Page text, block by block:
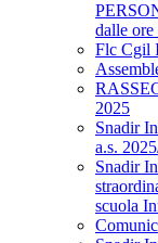
dalle
Flc Cgil
2025
Snadir
a.s.
Snadir
scuola